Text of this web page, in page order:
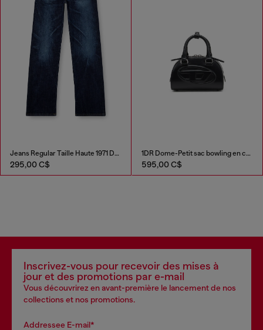
Jeans Regular Taille Haute 1971 D-Sent
295,00 C$
1DR Dome-Petit sac bowling en cuir
595,00 C$
Inscrivez-vous pour recevoir des mises à
jour et des promotions par e-mail
Vous découvrirez en avant-première le lancement de nos
collections et nos promotions.
Addressee E-mail*